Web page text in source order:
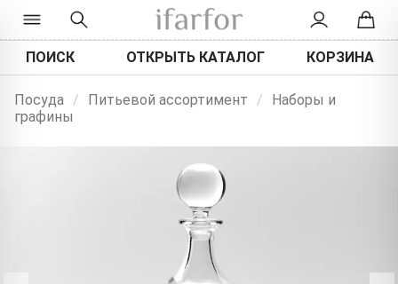
ПОИСК ОТКРЫТЬ КАТАЛОГ КОРЗИНА
Посуда / Питьевой ассортимент /
Наборы и
графины